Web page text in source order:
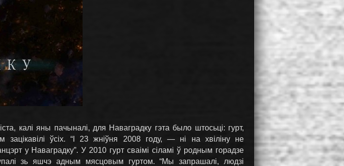
калі яны пачыналі, для Наваградку гэта было штосьці: гурт,
ўсіх. “І 23 жніўня 2008 году, — ні на хвіліну не
у Наваградку”. У 2010 гурт сваімі сіламі ў родным горадзе
зь яшчэ адным мясцовым гуртом. “Мы запрашалі, людзі